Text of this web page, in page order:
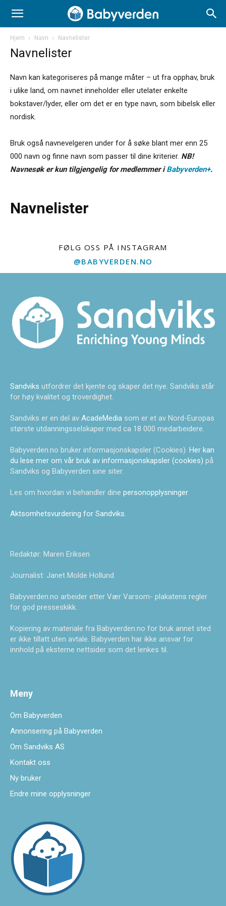
Hjem Navn Navnelister
Navnelister
Navn kan kategoriseres på mange måter – ut fra opphav, bruk
i ulike land, om navnet inneholder eller utelater enkelte
bokstaver/lyder, eller om det er en type navn, som bibelsk eller
nordisk.
Bruk også navnevelgeren under for å søke blant mer enn 25
000 navn og finne navn som passer til dine kriterier. NB!
Navnesøk er kun tilgjengelig for medlemmer iBabyverden+.
Navnelister
FØLG OSS PÅ INSTAGRAM
@BABYVERDEN.NO
Sandviks utfordrer det kjente og skaper det nye. Sandviks står
for høy kvalitet og troverdighet.
Sandviks er en del av AcadeMedia som er et av Nord-Europas
største utdanningsselskaper med ca 18 000 medarbeidere.
Babyverden.no bruker informasjonskapsler (Cookies). Her kan
du lese mer om vår bruk av informasjonskapsler (cookies) på
Sandviks og Babyverden sine siter.
Les om hvordan vi behandler dine personopplysninger.
Aktsomhetsvurdering for Sandviks
Redaktør: Maren Eriksen
Journalist: Janet Molde Hollund
Babyverden.no arbeider etter Vær Varsom- plakatens regler
for god presseskikk.
Kopiering av materiale fra Babyverden.no for bruk annet sted
er ikke tillatt uten avtale. Babyverden har ikke ansvar for
innhold på eksterne nettsider som det lenkes til.
Meny
Om Babyverden
Annonsering på Babyverden
Om Sandviks AS
Kontakt oss
Ny bruker
Endre mine opplysninger